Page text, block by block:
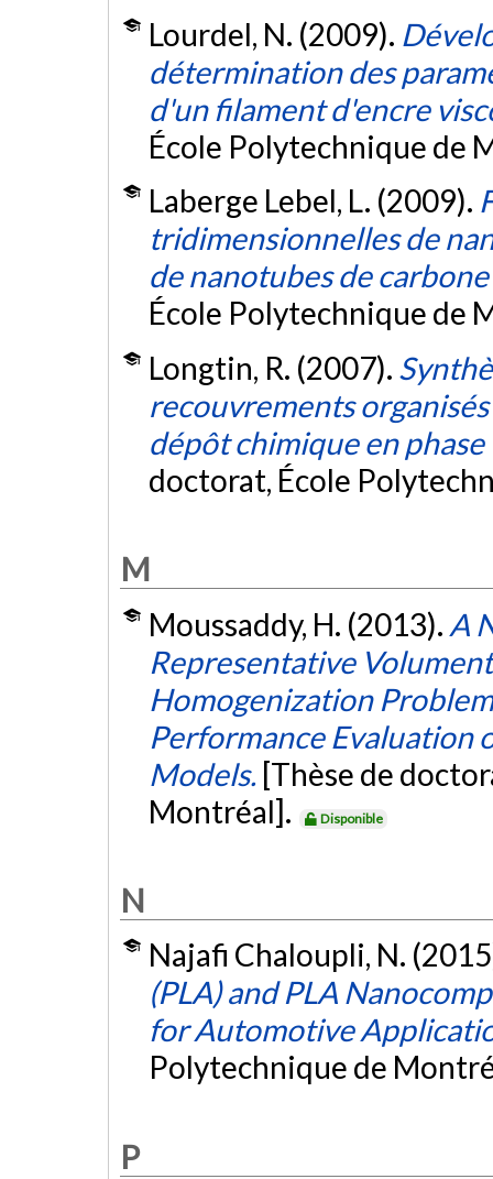
Lourdel, N. (2009).
détermination des
d'un filament d'encre
École Polytechnique de
Laberge Lebel, L. (2009).
tridimensionnelles de
de nanotubes de
École Polytechnique de
Longtin, R. (2007).
recouvrements
dépôt chimique en
doctorat, École
M
Moussaddy, H. (2013). A
Representative
Homogenization
Performance Evaluation
Models. [Thèse de
Montréal].
Disponible
N
Najafi Chaloupli, N.
(PLA) and PLA
for Automotive
Polytechnique de
P